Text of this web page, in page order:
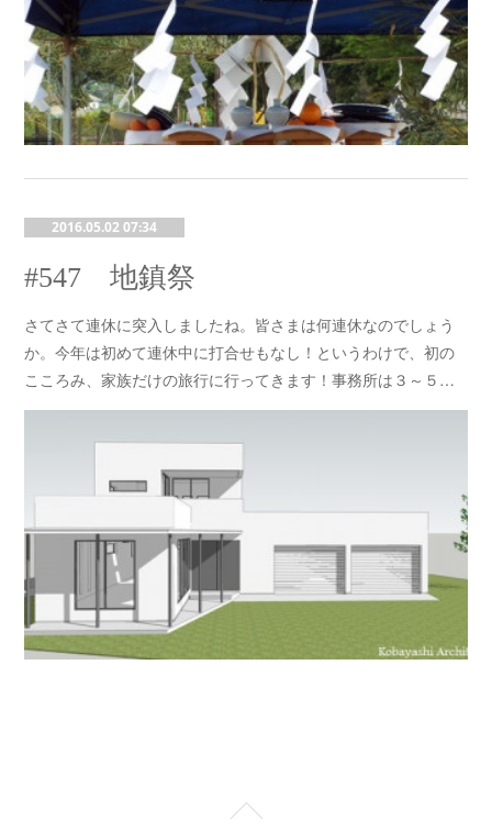
2016.05.02 07:34
#547 地鎮祭
さてさて連休に突入しましたね。皆さまは何連休なのでしょう
か。今年は初めて連休中に打合せもなし！というわけで、初の
こころみ、家族だけの旅行に行ってきます！事務所は３～５…